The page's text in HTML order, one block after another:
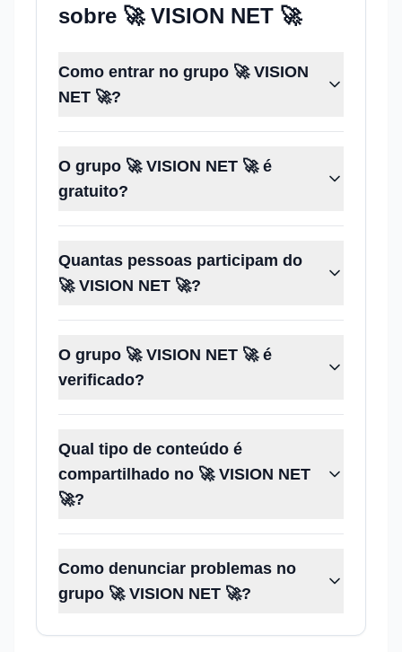
sobre 🚀 VISION NET 🚀
Como entrar no grupo 🚀 VISION
NET 🚀?
O grupo 🚀 VISION NET 🚀 é
gratuito?
Quantas pessoas participam do
🚀 VISION NET 🚀?
O grupo 🚀 VISION NET 🚀 é
verificado?
Qual tipo de conteúdo é
compartilhado no 🚀 VISION NET
🚀?
Como denunciar problemas no
grupo 🚀 VISION NET 🚀?